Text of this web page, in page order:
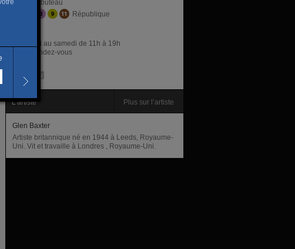
Rambuteau
République
Du mardi au samedi de 11h à 19h
Et sur rendez-vous
L’artiste Plus sur l’artiste
Glen Baxter
Artiste britannique né en 1944 à Leeds, Royaume-
Uni. Vit et travaille à Londres , Royaume-Uni.